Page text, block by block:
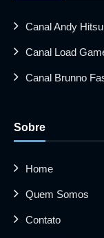
Canal Andy
Canal Load
Canal Brunno
Sobre
Home
Quem Somos
Contato